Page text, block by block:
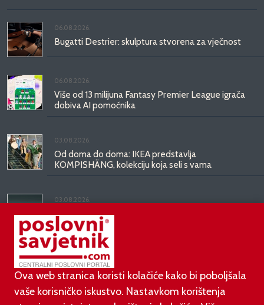
06.08.2026.
Bugatti Destrier: skulptura stvorena za vječnost
06.08.2026.
Više od 13 milijuna Fantasy Premier League igrača
dobiva AI pomoćnika
03.08.2026.
Od doma do doma: IKEA predstavlja
KOMPISHÄNG, kolekciju koja seli s vama
03.08.2026.
Kineski BYD predstavio luksuznu limuzinu veću od
Mercedesove S-klase, obećava domet do 1.000
kilometara
Ova web stranica koristi kolačiće kako bi poboljšala
vaše korisničko iskustvo. Nastavkom korištenja